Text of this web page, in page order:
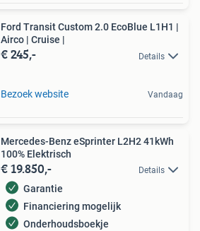
Ford Transit Custom 2.0 EcoBlue L1H1 |
Airco | Cruise |
€ 245,- Details
Bezoek website Vandaag
Mercedes-Benz eSprinter L2H2 41kWh
100% Elektrisch
€ 19.850,- Details
Garantie
Financiering mogelijk
Onderhoudsboekje